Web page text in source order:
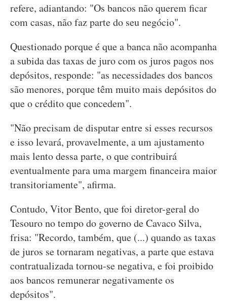
refere, adiantando: "Os bancos não querem ficar
com casas, não faz parte do seu negócio".
Questionado porque é que a banca não acompanha
a subida das taxas de juro com os juros pagos nos
depósitos, responde: "as necessidades dos bancos
são menores, porque têm muito mais depósitos do
que o crédito que concedem".
"Não precisam de disputar entre si esses recursos
e isso levará, provavelmente, a um ajustamento
mais lento dessa parte, o que contribuirá
eventualmente para uma margem financeira maior
transitoriamente", afirma.
Contudo, Vitor Bento, que foi diretor-geral do
Tesouro no tempo do governo de Cavaco Silva,
frisa: "Recordo, também, que (...) quando as taxas
de juros se tornaram negativas, a parte que estava
contratualizada tornou-se negativa, e foi proibido
aos bancos remunerar negativamente os
depósitos".